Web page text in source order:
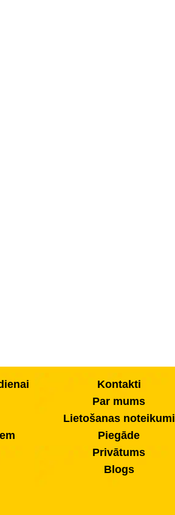
Kontakti
Par mums
Lietošanas noteikumi
Piegāde
Privātums
Blogs